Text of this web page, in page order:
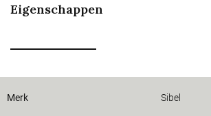
Eigenschappen
Merk Sibel